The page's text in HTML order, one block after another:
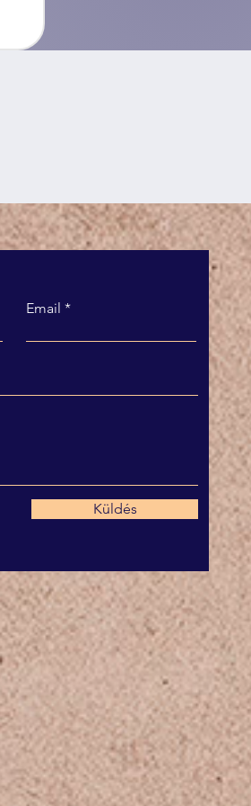
Email
Küldés